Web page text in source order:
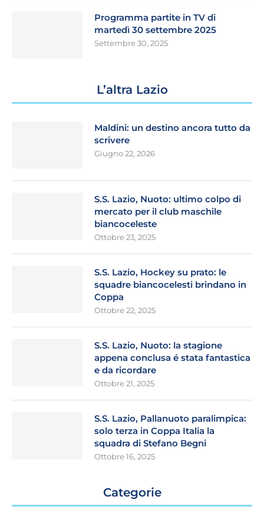
Programma partite in TV di
martedì 30 settembre 2025
Settembre 30, 2025
L’altra Lazio
Maldini: un destino ancora tutto da
scrivere
Giugno 22, 2026
S.S. Lazio, Nuoto: ultimo colpo di
mercato per il club maschile
biancoceleste
Ottobre 23, 2025
S.S. Lazio, Hockey su prato: le
squadre biancocelesti brindano in
Coppa
Ottobre 22, 2025
S.S. Lazio, Nuoto: la stagione
appena conclusa é stata fantastica
e da ricordare
Ottobre 21, 2025
S.S. Lazio, Pallanuoto paralimpica:
solo terza in Coppa Italia la
squadra di Stefano Begni
Ottobre 16, 2025
Categorie